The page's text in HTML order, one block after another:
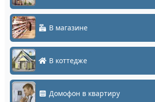
В магазине
В коттедже
Домофон в квартиру